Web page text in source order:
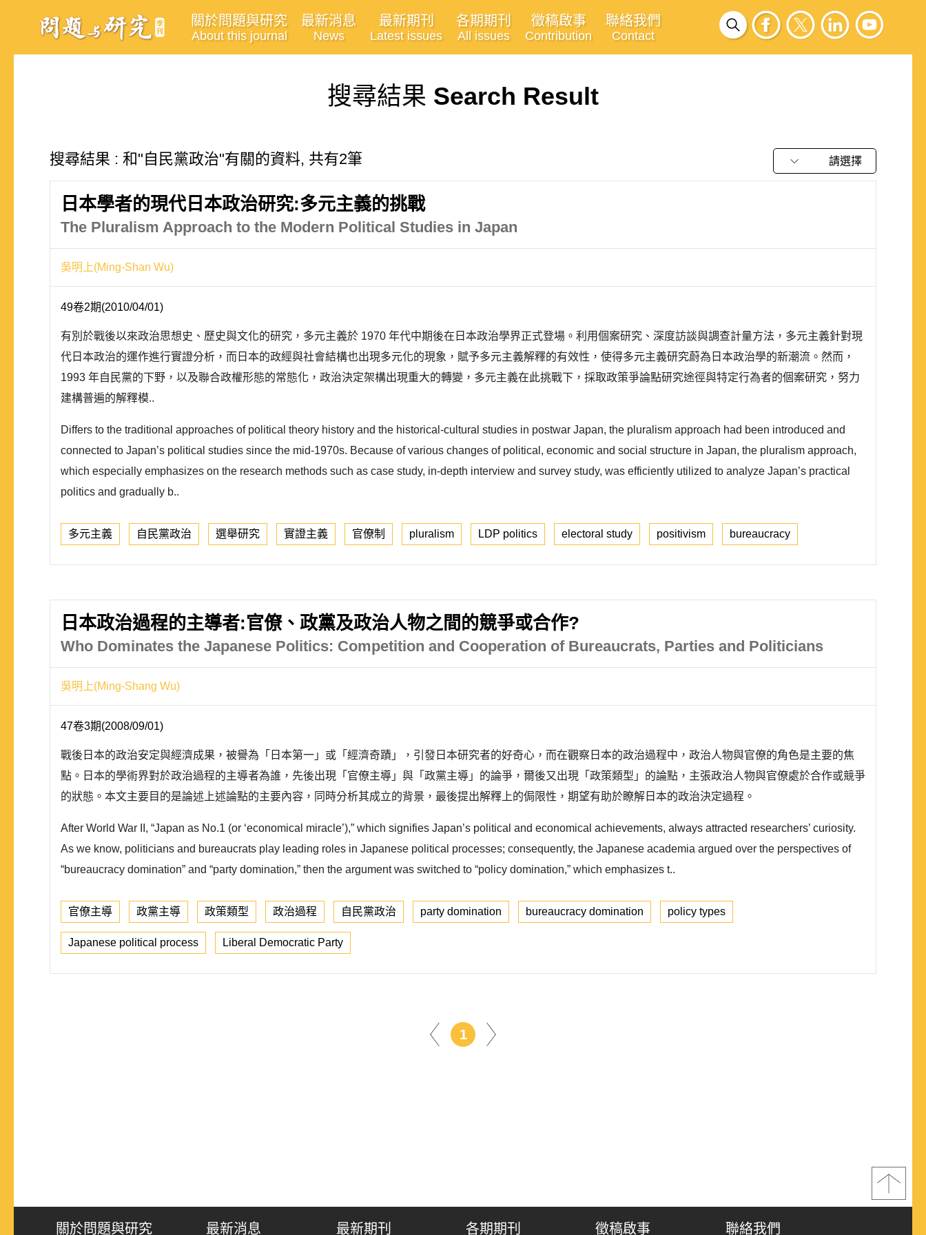
關於問題與研究
About this journal
最新消息
News
最新期刊
Latest issues
各期期刊
All issues
徵稿啟事
Contribution
聯絡我們
Contact
搜尋結果 Search Result
搜尋結果 : 和"自民黨政治"有關的資料, 共有2筆 請選擇
日本學者的現代日本政治研究:多元主義的挑戰
The Pluralism Approach to the Modern Political Studies in Japan
吳明上(Ming-Shan Wu)
49卷2期(2010/04/01)
有別於戰後以來政治思想史、歷史與文化的研究，多元主義於 1970 年代中期後在日本政治學界正式登場。利用個案研究、深度訪談與調查計量方法，多元主義針對現
代日本政治的運作進行實證分析，而日本的政經與社會結構也出現多元化的現象，賦予多元主義解釋的有效性，使得多元主義研究蔚為日本政治學的新潮流。然而，
1993 年自民黨的下野，以及聯合政權形態的常態化，政治決定架構出現重大的轉變，多元主義在此挑戰下，採取政策爭論點研究途徑與特定行為者的個案研究，努力
建構普遍的解釋模..
Differs to the traditional approaches of political theory history and the historical-cultural studies in postwar Japan, the pluralism approach had been introduced and
connected to Japan’s political studies since the mid-1970s. Because of various changes of political, economic and social structure in Japan, the pluralism approach,
which especially emphasizes on the research methods such as case study, in-depth interview and survey study, was efficiently utilized to analyze Japan’s practical
politics and gradually b..
多元主義 自民黨政治 選舉研究 實證主義 官僚制 pluralism LDP politics electoral study positivism bureaucracy
日本政治過程的主導者:官僚、政黨及政治人物之間的競爭或合作?
Who Dominates the Japanese Politics: Competition and Cooperation of Bureaucrats, Parties and Politicians
吳明上(Ming-Shang Wu)
47卷3期(2008/09/01)
戰後日本的政治安定與經濟成果，被譽為「日本第一」或「經濟奇蹟」，引發日本研究者的好奇心，而在觀察日本的政治過程中，政治人物與官僚的角色是主要的焦
點。日本的學術界對於政治過程的主導者為誰，先後出現「官僚主導」與「政黨主導」的論爭，爾後又出現「政策類型」的論點，主張政治人物與官僚處於合作或競爭
的狀態。本文主要目的是論述上述論點的主要內容，同時分析其成立的背景，最後提出解釋上的侷限性，期望有助於瞭解日本的政治決定過程。
After World War ΙΙ, “Japan as No.1 (or ‘economical miracle’),” which signifies Japan’s political and economical achievements, always attracted researchers’ curiosity.
As we know, politicians and bureaucrats play leading roles in Japanese political processes; consequently, the Japanese academia argued over the perspectives of
“bureaucracy domination” and “party domination,” then the argument was switched to “policy domination,” which emphasizes t..
官僚主導 政黨主導 政策類型 政治過程 自民黨政治 party domination bureaucracy domination policy types
Japanese political process Liberal Democratic Party
1
關於問題與研究 最新消息 最新期刊 各期期刊 徵稿啟事 聯絡我們